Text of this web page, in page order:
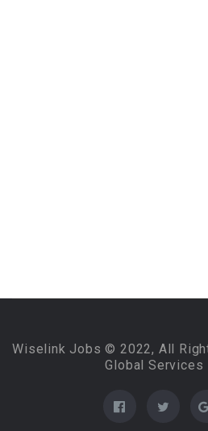
Wiselink Jobs © 2022, All
Global Services